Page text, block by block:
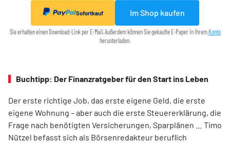
Sofortkauf Im Shop kaufen
Sie erhalten einen Download-Link per E-Mail. Außerdem können Sie gekaufte E-Paper in Ihrem Konto
herunterladen.
Buchtipp: Der Finanzratgeber für den Start ins Leben
Der erste richtige Job, das erste eigene Geld, die erste
eigene Wohnung – aber auch die erste Steuererklärung, die
Frage nach benötigten Versicherungen, Sparplänen … Timo
Nützel befasst sich als Börsenredakteur beruflich